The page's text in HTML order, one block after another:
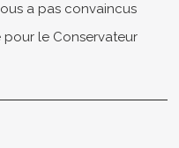
a pas convaincus
pour le Conservateur